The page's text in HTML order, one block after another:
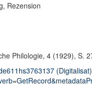
Rezension
Philologie, 4 (1929), S.
(Digitalisat)